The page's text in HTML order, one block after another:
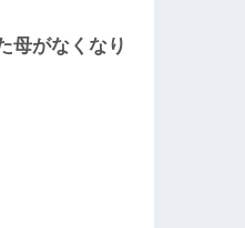
母がなくなり